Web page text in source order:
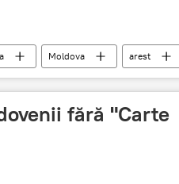
Moldova arest
fără "Carte